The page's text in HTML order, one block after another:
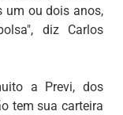
um ou dois anos,
diz Carlos
a Previ, dos
tem sua carteira